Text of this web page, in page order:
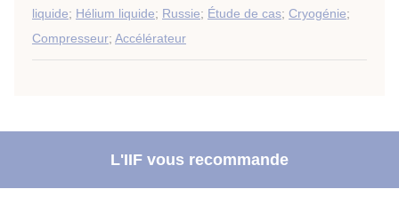
liquide; Hélium liquide; Russie; Étude de cas; Cryogénie;
Compresseur; Accélérateur
L'IIF vous recommande